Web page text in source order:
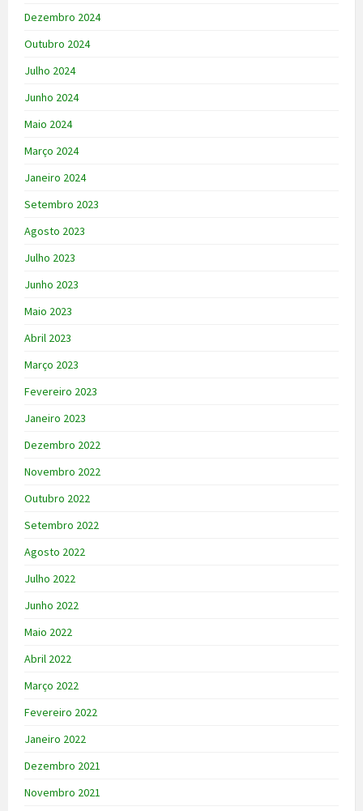
Dezembro 2024
Outubro 2024
Julho 2024
Junho 2024
Maio 2024
Março 2024
Janeiro 2024
Setembro 2023
Agosto 2023
Julho 2023
Junho 2023
Maio 2023
Abril 2023
Março 2023
Fevereiro 2023
Janeiro 2023
Dezembro 2022
Novembro 2022
Outubro 2022
Setembro 2022
Agosto 2022
Julho 2022
Junho 2022
Maio 2022
Abril 2022
Março 2022
Fevereiro 2022
Janeiro 2022
Dezembro 2021
Novembro 2021